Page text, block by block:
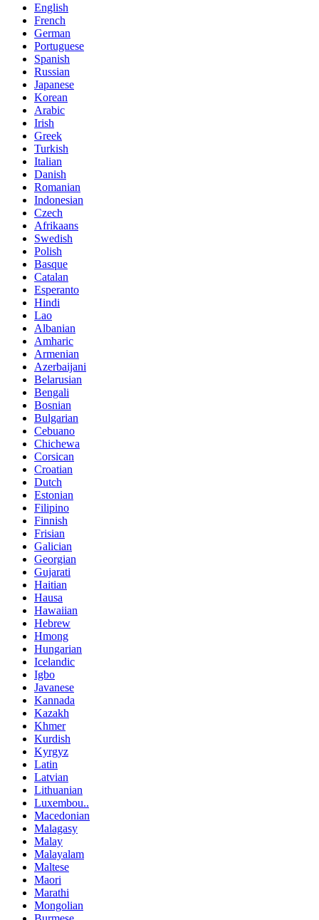
English
French
German
Portuguese
Spanish
Russian
Japanese
Korean
Arabic
Irish
Greek
Turkish
Italian
Danish
Romanian
Indonesian
Czech
Afrikaans
Swedish
Polish
Basque
Catalan
Esperanto
Hindi
Lao
Albanian
Amharic
Armenian
Azerbaijani
Belarusian
Bengali
Bosnian
Bulgarian
Cebuano
Chichewa
Corsican
Croatian
Dutch
Estonian
Filipino
Finnish
Frisian
Galician
Georgian
Gujarati
Haitian
Hausa
Hawaiian
Hebrew
Hmong
Hungarian
Icelandic
Igbo
Javanese
Kannada
Kazakh
Khmer
Kurdish
Kyrgyz
Latin
Latvian
Lithuanian
Luxembou..
Macedonian
Malagasy
Malay
Malayalam
Maltese
Maori
Marathi
Mongolian